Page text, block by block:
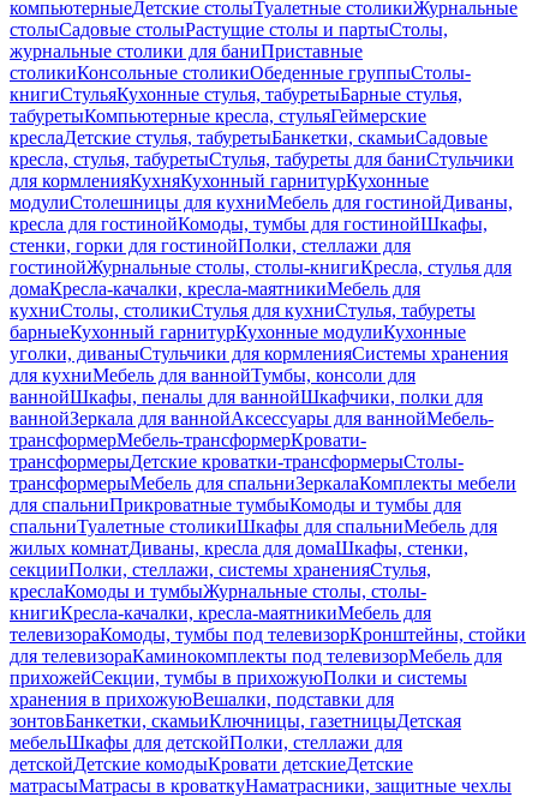
компьютерныеДетские столыТуалетные столикиЖурнальные
столыСадовые столыРастущие столы и партыСтолы,
журнальные столики для баниПриставные
столикиКонсольные столикиОбеденные группыСтолы-
книгиСтульяКухонные стулья, табуретыБарные стулья,
табуретыКомпьютерные кресла, стульяГеймерские
креслаДетские стулья, табуретыБанкетки, скамьиСадовые
кресла, стулья, табуретыСтулья, табуреты для баниСтульчики
для кормленияКухняКухонный гарнитурКухонные
модулиСтолешницы для кухниМебель для гостинойДиваны,
кресла для гостинойКомоды, тумбы для гостинойШкафы,
стенки, горки для гостинойПолки, стеллажи для
гостинойЖурнальные столы, столы-книгиКресла, стулья для
домаКресла-качалки, кресла-маятникиМебель для
кухниСтолы, столикиСтулья для кухниСтулья, табуреты
барныеКухонный гарнитурКухонные модулиКухонные
уголки, диваныСтульчики для кормленияСистемы хранения
для кухниМебель для ваннойТумбы, консоли для
ваннойШкафы, пеналы для ваннойШкафчики, полки для
ваннойЗеркала для ваннойАксессуары для ваннойМебель-
трансформерМебель-трансформерКровати-
трансформерыДетские кроватки-трансформерыСтолы-
трансформерыМебель для спальниЗеркалаКомплекты мебели
для спальниПрикроватные тумбыКомоды и тумбы для
спальниТуалетные столикиШкафы для спальниМебель для
жилых комнатДиваны, кресла для домаШкафы, стенки,
секцииПолки, стеллажи, системы храненияСтулья,
креслаКомоды и тумбыЖурнальные столы, столы-
книгиКресла-качалки, кресла-маятникиМебель для
телевизораКомоды, тумбы под телевизорКронштейны, стойки
для телевизораКаминокомплекты под телевизорМебель для
прихожейСекции, тумбы в прихожуюПолки и системы
хранения в прихожуюВешалки, подставки для
зонтовБанкетки, скамьиКлючницы, газетницыДетская
мебельШкафы для детскойПолки, стеллажи для
детскойДетские комодыКровати детскиеДетские
матрасыМатрасы в кроваткуНаматрасники, защитные чехлы